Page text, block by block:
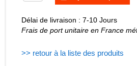
Délai de livraison : 7-10 Jours
Frais de port unitaire en France
>> retour à la liste des produits